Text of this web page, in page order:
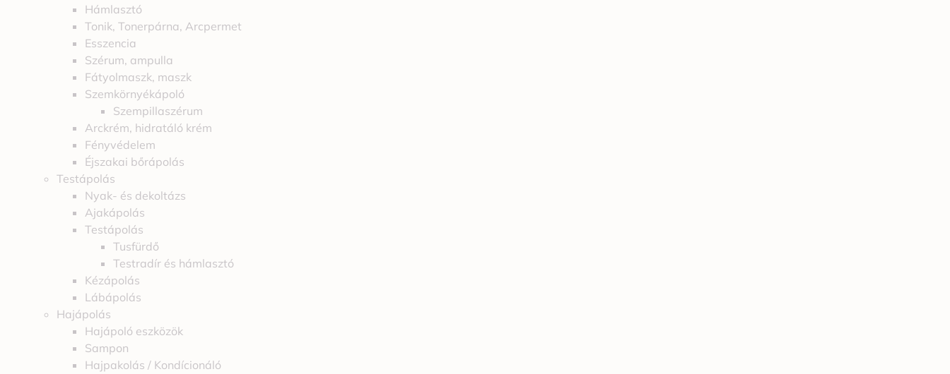
Hámlasztó
Tonik, Tonerpárna, Arcpermet
Esszencia
Szérum, ampulla
Fátyolmaszk, maszk
Szemkörnyékápoló
Szempillaszérum
Arckrém, hidratáló krém
Fényvédelem
Éjszakai bőrápolás
Testápolás
Nyak- és dekoltázs
Ajakápolás
Testápolás
Tusfürdő
Testradír és hámlasztó
Kézápolás
Lábápolás
Hajápolás
Hajápoló eszközök
Sampon
Hajpakolás / Kondícionáló